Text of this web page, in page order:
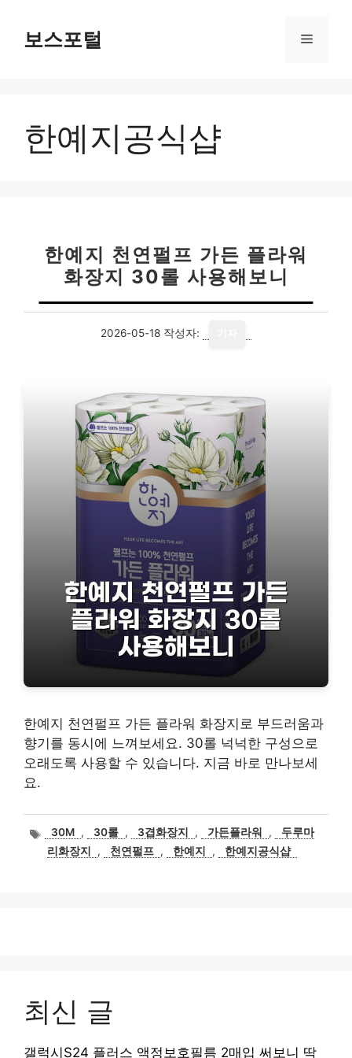
보스포털 메
한예지공식샵
한예지 천연펄프 가든 플라워
화장지 30롤 사용해보니
2026-05-18 작성자:
한예지 천연펄프 가든 플라워 화장지로 부드러움과
향기를 동시에 느껴보세요. 30롤 넉넉한 구성으로
오래도록 사용할 수 있습니다. 지금 바로 만나보세
요.
태
그
30M , 30롤 , 3겹화장지 , 가든플라워 ,
두루마
리화장지
, 천연펄프 , 한예지 , 한예지공식샵
최신 글
갤럭시S24 플러스 액정보호필름 2매입 써보니 딱